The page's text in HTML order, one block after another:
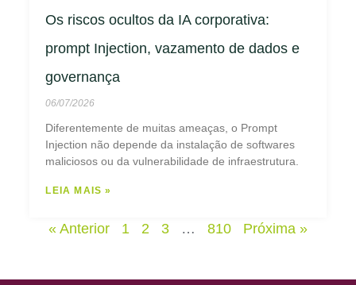
Os riscos ocultos da IA corporativa:
prompt Injection, vazamento de dados e
governança
06/07/2026
Diferentemente de muitas ameaças, o Prompt
Injection não depende da instalação de softwares
maliciosos ou da vulnerabilidade de infraestrutura.
LEIA MAIS »
« Anterior 1 2 3 … 810 Próxima »